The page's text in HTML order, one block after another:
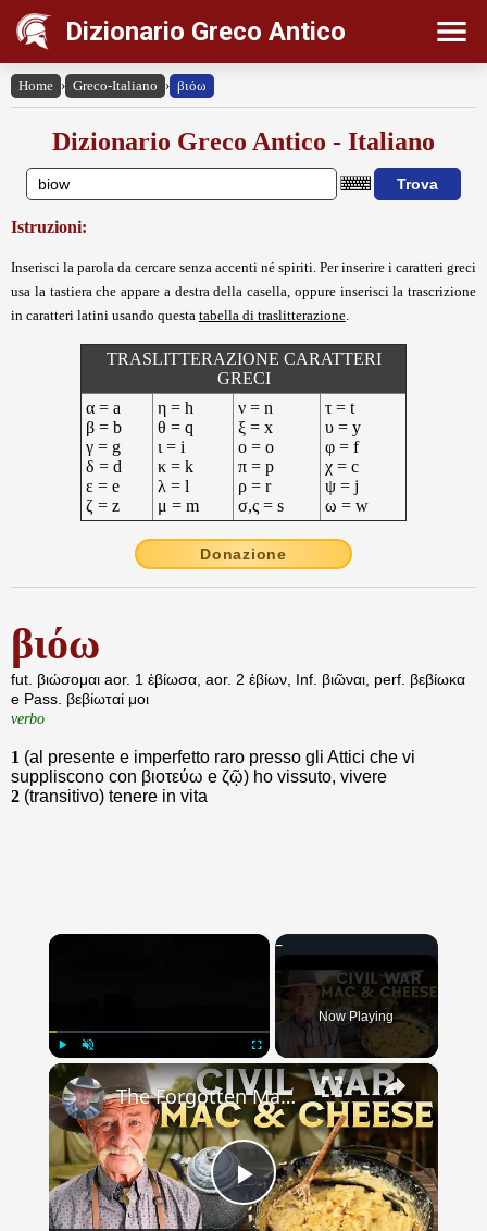
Dizionario Greco Antico
Home › Greco-Italiano › βιόω
Dizionario Greco Antico - Italiano
Istruzioni:
Inserisci la parola da cercare senza accenti né spiriti. Per inserire i caratteri greci
usa la tastiera che appare a destra della casella, oppure inserisci la trascrizione
in caratteri latini usando questa tabella di traslitterazione
TRASLITTERAZIONE CARATTERI
GRECI
α = a
β = b
γ = g
δ = d
ε = e
ζ = z
η = h
θ = q
ι = i
κ = k
λ = l
μ = m
ν = n
ξ = x
ο = o
π = p
ρ = r
σ,ς = s
τ = t
υ = y
φ = f
χ = c
ψ = j
ω = w
Donazione
βιόω
fut. βιώσομαι aor. 1 ἐβίωσα, aor. 2 ἐβίων, Inf. βιῶναι, perf. βεβίωκα
e Pass. βεβίωταί μοι
verbo
1 (al presente e imperfetto raro presso gli Attici che vi
suppliscono con βιοτεύω e ζῷ) ho vissuto, vivere
2 (transitivo) tenere in vita
×
Play Unmute Fullscreen
Now Playing
×
Play
The Forgotten Mac & Cheese That Fed Civil War Soldiers